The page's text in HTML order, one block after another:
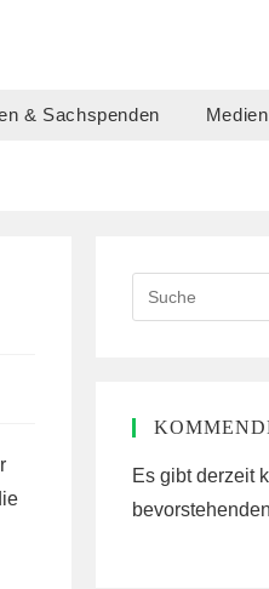
& Sachspenden Medien
this
Es gibt derzeit